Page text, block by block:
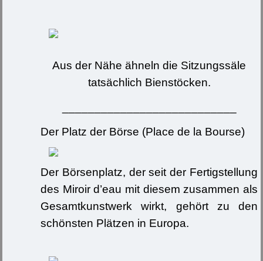
Aus der Nähe ähneln die Sitzungssäle
tatsächlich Bienstöcken.
Der Platz der Börse (Place de la Bourse)
Der Börsenplatz, der seit der Fertigstellung
des Miroir d’eau mit diesem zusammen als
Gesamtkunstwerk wirkt, gehört zu den
schönsten Plätzen in Europa.